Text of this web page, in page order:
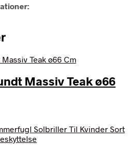
Massiv Teak ø66